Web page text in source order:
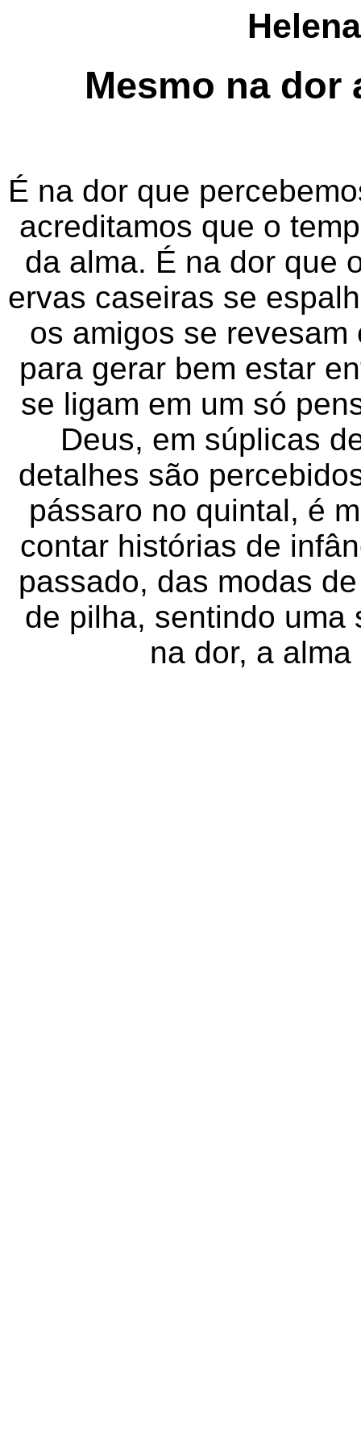
Mesmo na dor
É na dor que
acreditamos que o
da alma. É na dor que
ervas caseiras se
os amigos se
para gerar bem estar
se ligam em um só
Deus, em súplicas
detalhes são
pássaro no quintal, é
contar histórias de
passado, das modas
de pilha, sentindo uma
na dor, a